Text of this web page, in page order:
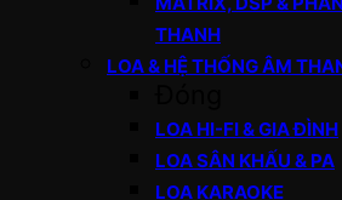
THANH
LOA & HỆ THỐNG ÂM
LOA HI-FI & GIA ĐÌNH
LOA SÂN KHẤU & PA
LOA KARAOKE